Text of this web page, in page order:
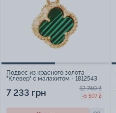
Подвес из красного золота
"Клевер" с малахитом - 1812543
7 233 грн 12 740 ₴
-5 507 ₴